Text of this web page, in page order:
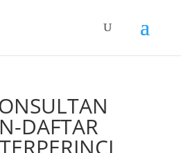
DAFTAR